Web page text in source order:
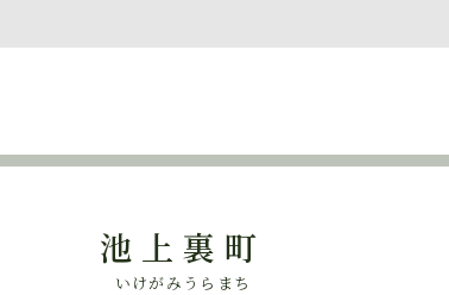
池上裏町
いけがみうらまち